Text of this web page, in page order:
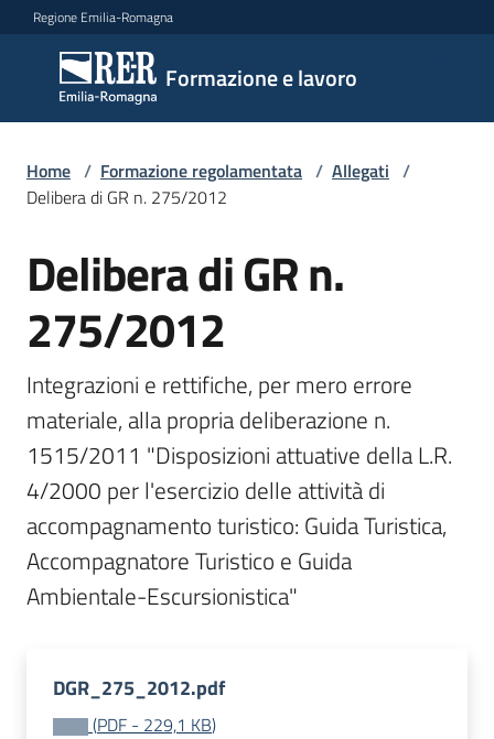
Vai al contenuto
Vai alla navigazione
Vai al footer
Regione Emilia-Romagna
Formazione e lavoro
Formazione
e lavoro
Argomenti
Novità
Servizi
Leggi
Atti
Piani
Home / Formazione regolamentata / Allegati /
Delibera di GR n. 275/2012
Delibera di GR n.
275/2012
Integrazioni e rettifiche, per mero errore
materiale, alla propria deliberazione n.
1515/2011 "Disposizioni attuative della L.R.
4/2000 per l'esercizio delle attività di
accompagnamento turistico: Guida Turistica,
Accompagnatore Turistico e Guida
Ambientale-Escursionistica"
DGR_275_2012.pdf
(PDF - 229,1 KB)